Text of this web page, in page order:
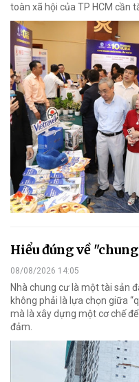
toàn xã hội của TP HCM cần
Hiểu đúng về
08/08/2026 14:05
Nhà chung cư là một tài sản
không phải là lựa chọn giữa
mà là xây dựng một cơ chế
đảm.